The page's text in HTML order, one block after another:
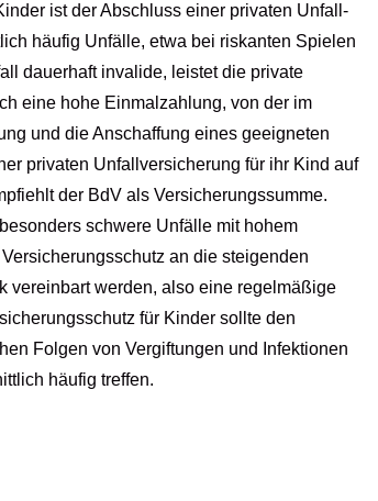
ist der Abschluss einer privaten Unfall­
häufig Unfälle, etwa bei riskanten Spielen
dauerhaft invalide, leistet die private
eine hohe Einmalzahlung, von der im
und die Anschaffung eines geeigneten
privaten Unfall­ver­si­che­rung für ihr Kind auf
der BdV als Versicherungssumme.
schwere Unfälle mit hohem
an die steigenden
vereinbart werden, also eine regelmäßige
für Kinder sollte den
Folgen von Vergiftungen und Infektionen
häufig treffen.